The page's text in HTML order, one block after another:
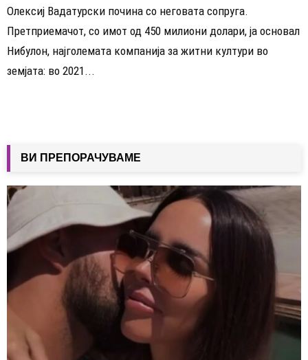
Олексиј Вадатурски почина со неговата сопруга.
Претприемачот, со имот од 450 милиони долари, ја основал
Нибулон, најголемата компанија за житни култури во
земјата: во 2021...
ВИ ПРЕПОРАЧУВАМЕ